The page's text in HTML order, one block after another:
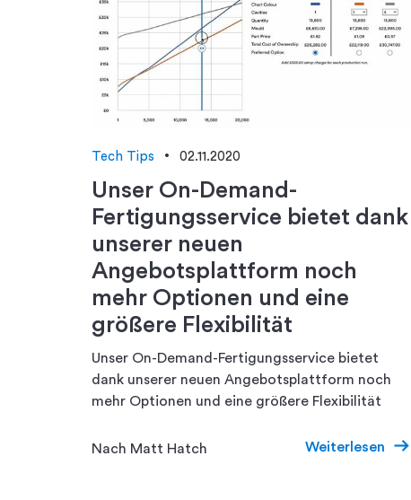
Tech Tips 02.11.2020
Unser On-Demand-
Fertigungsservice bietet dank
unserer neuen
Angebotsplattform noch
mehr Optionen und eine
größere Flexibilität
Unser On-Demand-Fertigungsservice bietet
dank unserer neuen Angebotsplattform noch
mehr Optionen und eine größere Flexibilität
Nach Matt Hatch Weiterlesen